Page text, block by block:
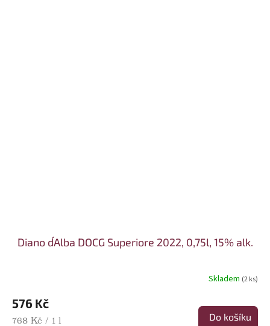
Diano d´Alba DOCG Superiore 2022, 0,75l, 15% alk.
Skladem (2 ks)
576 Kč
Měrná cena:
768 Kč / 1 l Do košíku